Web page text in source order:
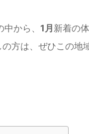
から、 1月 新着の
方は、ぜひこの地